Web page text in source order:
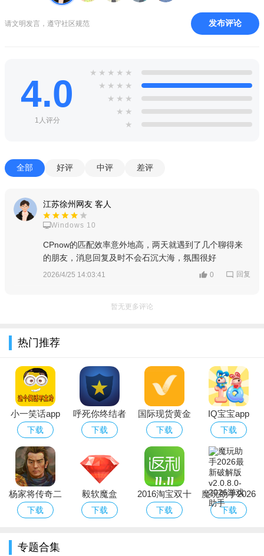
请文明发言，遵守社区规范 发布评论
4.0
1人评分
★ ★ ★ ★ ★
★ ★ ★ ★
★ ★ ★
★ ★
★
全部 好评 中评 差评
江苏徐州网友 客人
Windows 10
CPnow的匹配效率意外地高，两天就遇到了几个聊得来
的朋友，消息回复及时不会石沉大海，氛围很好
2026/4/25 14:03:41 0 回复
暂无更多评论
热门推荐
小一笑话app
下载
呼死你终结者
下载
国际现货黄金
分析软件
下载
IQ宝宝app
下载
杨家将传奇二
线攻略（含数
下载
毅软魔盒
下载
2016淘宝双十
一购物省钱返
下载
魔玩助手2026
最新破解版
下载
专题合集